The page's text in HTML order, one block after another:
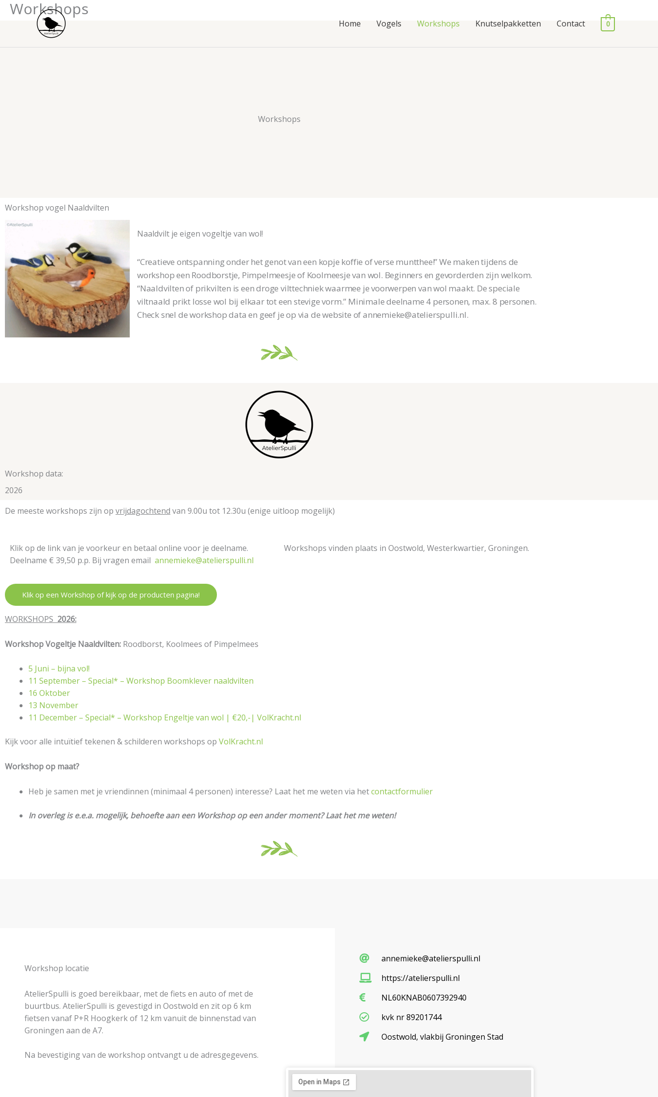
naar
Home Vogels Workshops Knutselpakketten Contact 0
Workshops
Workshops
Workshop vogel Naaldvilten
Naaldvilt je eigen vogeltje van wol!
“Creatieve ontspanning onder het genot van een kopje koffie of verse muntthee!” We maken tijdens de
workshop een Roodborstje, Pimpelmeesje of Koolmeesje van wol. Beginners en gevorderden zijn welkom.
“Naaldvilten of prikvilten is een droge vilttechniek waarmee je voorwerpen van wol maakt. De speciale
viltnaald prikt losse wol bij elkaar tot een stevige vorm.” Minimale deelname 4 personen, max. 8 personen.
Check snel de workshop data en geef je op via de website of annemieke@atelierspulli.nl.
Workshop data:
2026
De meeste workshops zijn op vrijdagochtend van 9.00u tot 12.30u (enige uitloop mogelijk)
Klik op de link van je voorkeur en betaal online voor je deelname.
Deelname € 39,50 p.p. Bij vragen email annemieke@atelierspulli.nl
Workshops vinden plaats in Oostwold, Westerkwartier, Groningen.
Klik op een Workshop of kijk op de producten pagina!
WORKSHOPS 2026:
Workshop Vogeltje Naaldvilten: Roodborst, Koolmees of Pimpelmees
5 Juni – bijna vol!
11 September – Special* – Workshop Boomklever naaldvilten
16 Oktober
13 November
11 December – Special* – Workshop Engeltje van wol | €20,-| VolKracht.nl
Kijk voor alle intuïtief tekenen & schilderen workshops op VolKracht.nl
Workshop op maat?
Heb je samen met je vriendinnen (minimaal 4 personen) interesse? Laat het me weten via hetcontactformulier
In overleg is e.e.a. mogelijk, behoefte aan een Workshop op een ander moment? Laat het me weten!
Workshop locatie
AtelierSpulli is goed bereikbaar, met de fiets en auto of met de
buurtbus. AtelierSpulli is gevestigd in Oostwold en zit op 6 km
fietsen vanaf P+R Hoogkerk of 12 km vanuit de binnenstad van
Groningen aan de A7.
Na bevestiging van de workshop ontvangt u de adresgegevens.
annemieke@atelierspulli.nl
https://atelierspulli.nl
NL60KNAB0607392940
kvk nr 89201744
Oostwold, vlakbij Groningen Stad